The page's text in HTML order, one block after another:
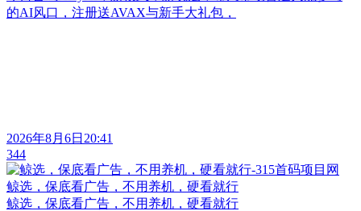
的AI风口，注册送AVAX与新手大礼包，
2026年8月6日20:41
344
鲸选，保底看广告，不用养机，硬看就行
鲸选，保底看广告，不用养机，硬看就行